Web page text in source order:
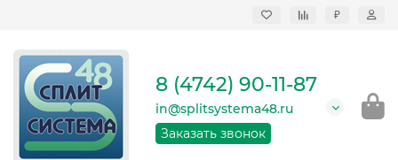
₽
кондиционеров в
области
График работы: 9:00 -
21:00 без перерыва и
8 (4742) 90-11-87
in@splitsystema48.ru
Заказать звонок